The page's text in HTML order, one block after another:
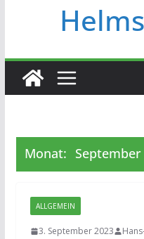
Monat: September
ALLGEMEIN
3. September 2023